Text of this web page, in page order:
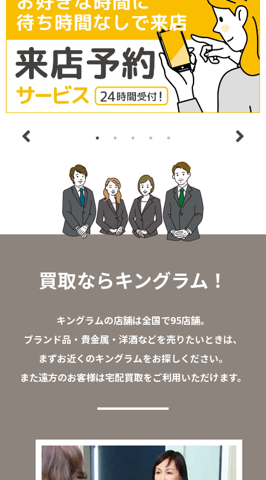
買取ならキングラム！
キングラムの店舗は全国で95店舗。
ブランド品・貴金属・洋酒などを売りたいときは、
まずお近くのキングラムをお探しください。
また遠方のお客様は宅配買取をご利用いただけます。